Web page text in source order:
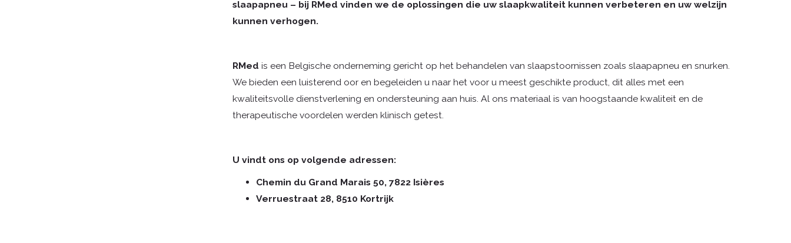
slaapapneu – bij RMed vinden we de oplossingen die uw slaapkwaliteit kunnen verbeteren en uw welzijn
kunnen verhogen.
RMed is een Belgische onderneming gericht op het behandelen van slaapstoornissen zoals slaapapneu en snurken.
We bieden een luisterend oor en begeleiden u naar het voor u meest geschikte product, dit alles met een
kwaliteitsvolle dienstverlening en ondersteuning aan huis. Al ons materiaal is van hoogstaande kwaliteit en de
therapeutische voordelen werden klinisch getest.
U vindt ons op volgende adressen:
Chemin du Grand Marais 50, 7822 Isières
Verruestraat 28, 8510 Kortrijk